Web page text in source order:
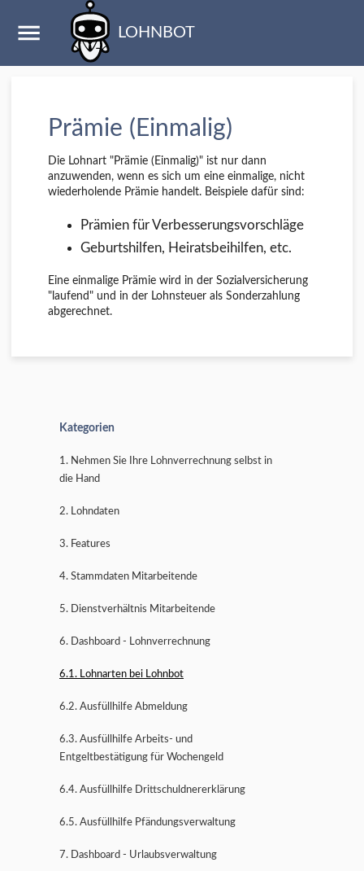
LOHNBOT
Kategorien
1. Nehmen Sie Ihre Lohnverrechnung selbst in
die Hand
2. Lohndaten
3. Features
4. Stammdaten Mitarbeitende
5. Dienstverhältnis Mitarbeitende
6. Dashboard - Lohnverrechnung
6.1. Lohnarten bei Lohnbot
6.2. Ausfüllhilfe Abmeldung
6.3. Ausfüllhilfe Arbeits- und
Entgeltbestätigung für Wochengeld
6.4. Ausfüllhilfe Drittschuldnererklärung
6.5. Ausfüllhilfe Pfändungsverwaltung
7. Dashboard - Urlaubsverwaltung
Prämie (Einmalig)
Die Lohnart "Prämie (Einmalig)" ist nur dann
anzuwenden, wenn es sich um eine einmalige, nicht
wiederholende Prämie handelt. Beispiele dafür sind:
Prämien für Verbesserungsvorschläge
Geburtshilfen, Heiratsbeihilfen, etc.
Eine einmalige Prämie wird in der Sozialversicherung
"laufend" und in der Lohnsteuer als Sonderzahlung
abgerechnet.